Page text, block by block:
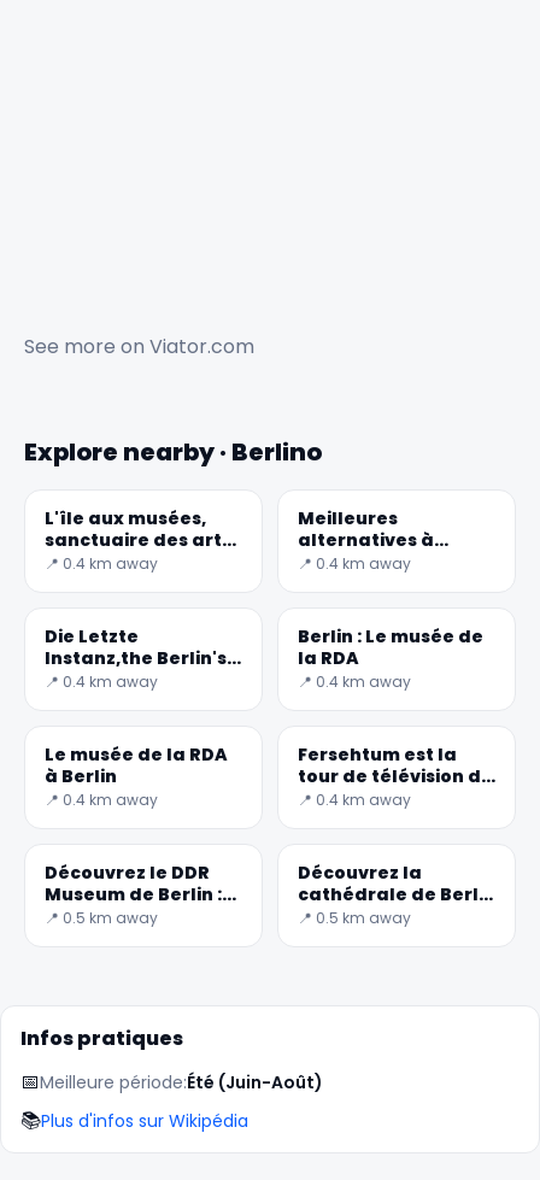
See more on Viator.com
Explore nearby · Berlino
L'île aux musées,
sanctuaire des arts
et des sciences à
📍 0.4 km away
Meilleures
alternatives à
Wanderlog pour
📍 0.4 km away
Die Letzte
Instanz,the Berlin's
oldest restaurant
📍 0.4 km away
Berlin : Le musée de
la RDA
📍 0.4 km away
Le musée de la RDA
à Berlin
📍 0.4 km away
Fersehtum est la
tour de télévision de
Berlin
📍 0.4 km away
Découvrez le DDR
Museum de Berlin :
un voyage dans
📍 0.5 km away
Découvrez la
cathédrale de Berlin
: un chef-d'œuvre de
📍 0.5 km away
Infos pratiques
📅Meilleure période:Été (Juin-Août)
📚Plus d'infos sur Wikipédia
🏆🏆 #1 Trip Planner 2026
Rated best travel app worldwide